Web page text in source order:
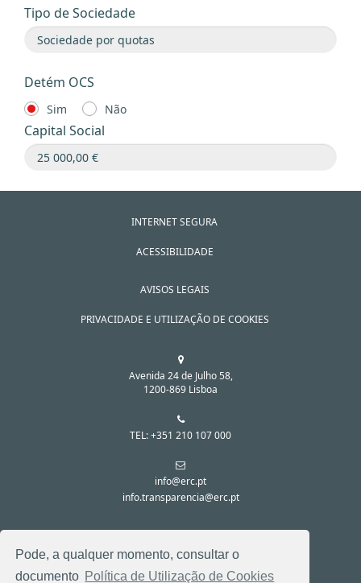
Pode, a qualquer momento, consultar o
documento Política de Utilização de Cookies
Tipo de Sociedade
Detém OCS
Sim Não
Capital Social
INTERNET SEGURA
ACESSIBILIDADE
AVISOS LEGAIS
PRIVACIDADE E UTILIZAÇÃO DE COOKIES
Avenida 24 de Julho 58,
1200-869 Lisboa
TEL: +351 210 107 000
info@erc.pt
info.transparencia@erc.pt